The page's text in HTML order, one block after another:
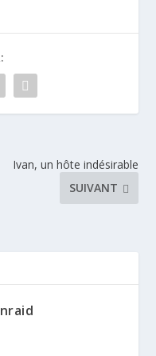
Ivan, un hôte indésirable
SUIVANT